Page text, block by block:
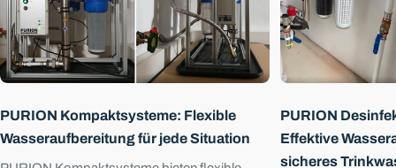
PURION Kompaktsysteme: Flexible
Wasseraufbereitung für jede Situation
PURION
Effektive
sicheres
Ihr
Name
Ihre
E-
Ihr
Telefon
Ihre